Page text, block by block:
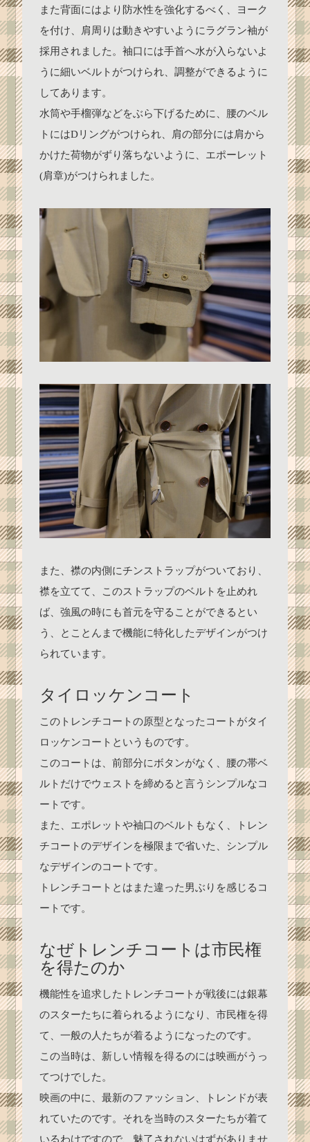
また背面にはより防水性を強化するべく、ヨーク
を付け、肩周りは動きやすいようにラグラン袖が
採用されました。袖口には手首へ水が入らないよ
うに細いベルトがつけられ、調整ができるように
してあります。
水筒や手榴弾などをぶら下げるために、腰のベル
トにはDリングがつけられ、肩の部分には肩から
かけた荷物がずり落ちないように、エポーレット
(肩章)がつけられました。
また、襟の内側にチンストラップがついており、
襟を立てて、このストラップのベルトを止めれ
ば、強風の時にも首元を守ることができるとい
う、とことんまで機能に特化したデザインがつけ
られています。
タイロッケンコート
このトレンチコートの原型となったコートがタイ
ロッケンコートというものです。
このコートは、前部分にボタンがなく、腰の帯ベ
ルトだけでウェストを締めると言うシンプルなコ
ートです。
また、エポレットや袖口のベルトもなく、トレン
チコートのデザインを極限まで省いた、シンプル
なデザインのコートです。
トレンチコートとはまた違った男ぶりを感じるコ
ートです。
なぜトレンチコートは市民権
を得たのか
機能性を追求したトレンチコートが戦後には銀幕
のスターたちに着られるようになり、市民権を得
て、一般の人たちが着るようになったのです。
この当時は、新しい情報を得るのには映画がうっ
てつけでした。
映画の中に、最新のファッション、トレンドが表
れていたのです。それを当時のスターたちが着て
いるわけですので、魅了されないはずがありませ